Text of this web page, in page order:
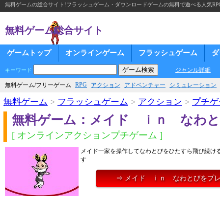
無料ゲームの総合サイト!フラッシュゲーム・ダウンロードゲームの無料で遊べる人気
無料ゲーム総合サイト
ゲームトップ オンラインゲーム フラッシュゲーム
キーワード ジャンル詳細
無料ゲーム/フリーゲーム RPG アクション アドベンチャー シミュレーション
無料ゲーム > フラッシュゲーム > アクション > プチ
無料ゲーム：メイド ｉｎ なわ
[ オンラインアクションプチゲーム ]
メイド一家を操作してなわとびをひたすら飛び続け
す
⇒ メイド ｉｎ なわとびをプ